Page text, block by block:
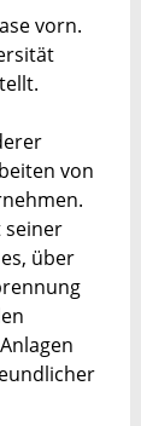
vorn.
von
seiner
über